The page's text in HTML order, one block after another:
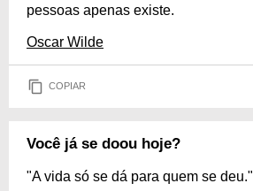
pessoas apenas existe.
Oscar Wilde
COPIAR
Você já se doou hoje?
"A vida só se dá para quem se deu."